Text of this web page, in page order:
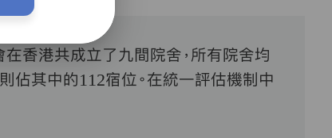
香港共成立了九間院舍，所有院舍均
佔其中的112宿位。在統一評估機制中